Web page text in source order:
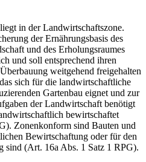
in der Landwirtschaftszone.
der Ernährungsbasis des
und des Erholungsraumes
und soll entsprechend ihren
weitgehend freigehalten
sich für die landwirtschaftliche
Gartenbau eignet und zur
der Landwirtschaft benötigt
bewirtschaftet
Zonenkonform sind Bauten und
Bewirtschaftung oder für den
sind (Art. 16a Abs. 1 Satz 1 RPG).